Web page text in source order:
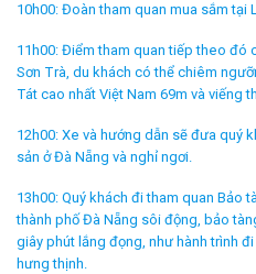
10h00: Đoàn tham quan mua sắm tại
11h00: Điểm tham quan tiếp theo đó
Sơn Trà, du khách có thể chiêm
Tát cao nhất Việt Nam 69m và viếng
12h00: Xe và hướng dẫn sẽ đưa quý
sản ở Đà Nẵng và nghỉ ngơi.
13h00: Quý khách đi tham quan Bảo
thành phố Đà Nẵng sôi động, bảo
giây phút lắng đọng, như hành trình
hưng thịnh.